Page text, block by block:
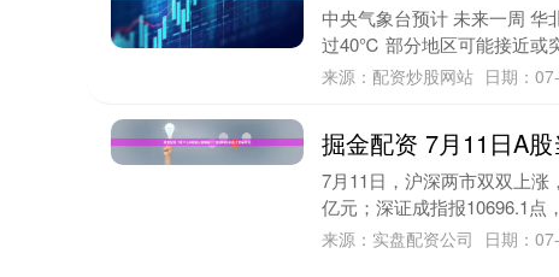
中央气象台预计 未来一周
过40℃ 部分地区可能接近
来源：配资炒股网站 日期：
掘金配资 7月11日A
7月11日，沪深两市双双上涨
亿元；深证成指报10696.1点
来源：实盘配资公司 日期：